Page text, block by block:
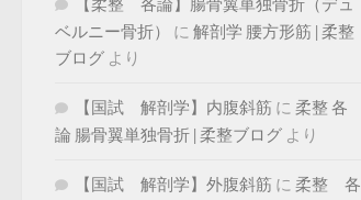
ベルニー骨折）
に 解剖学 腰方形筋 | 柔整
ブログ より
【国試 解剖学】内腹斜筋 に 柔整 各
論 腸骨翼単独骨折 | 柔整ブログ より
【国試 解剖学】外腹斜筋 に 柔整 各